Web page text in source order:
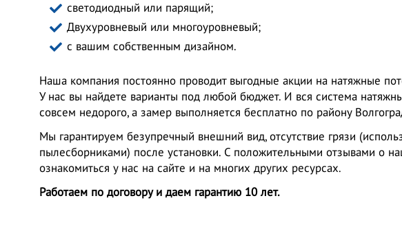
светодиодный или парящий;
Двухуровневый или многоуровневый;
с вашим собственным дизайном.
Наша компания постоянно проводит выгодные акции на натяжные
У нас вы найдете варианты под любой бюджет. И вся система
совсем недорого, а замер выполняется бесплатно по району
Мы гарантируем безупречный внешний вид, отсутствие грязи
пылесборниками) после установки. С положительными отзывами о
ознакомиться у нас на сайте и на многих других ресурсах.
Работаем по договору и даем гарантию 10 лет.